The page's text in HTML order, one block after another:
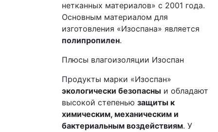
нетканных материалов» с 2001 года.
Основным материалом для
изготовления «Изоспана» является
полипропилен.
Плюсы влагоизоляции Изоспан
Продукты марки «Изоспан»
экологически безопасны и обладают
высокой степенью защиты к
химическим, механическим и
бактериальным воздействиям. У